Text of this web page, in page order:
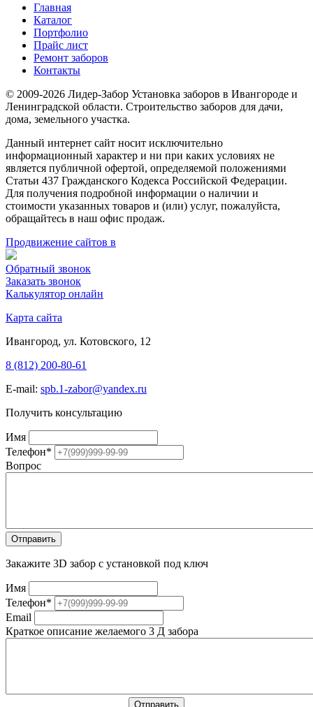
Главная
Каталог
Портфолио
Прайс лист
Ремонт заборов
Контакты
© 2009-2026 Лидер-Забор Установка заборов в Ивангороде и
Ленинградской области. Строительство заборов для дачи,
дома, земельного участка.
Данный интернет сайт носит исключительно
информационный характер и ни при каких условиях не
является публичной офертой, определяемой положениями
Статьи 437 Гражданского Кодекса Российской Федерации.
Для получения подробной информации о наличии и
стоимости указанных товаров и (или) услуг, пожалуйста,
обращайтесь в наш офис продаж.
Продвижение сайтов в
Обратный звонок
Заказать звонок
Калькулятор онлайн
Карта сайта
Ивангород, ул. Котовского, 12
8 (812) 200-80-61
E-mail: spb.1-zabor@yandex.ru
Получить консультацию
Имя
Телефон*
Вопрос
Закажите 3D забор с установкой под ключ
Имя
Телефон*
Email
Краткое описание желаемого 3 Д забора